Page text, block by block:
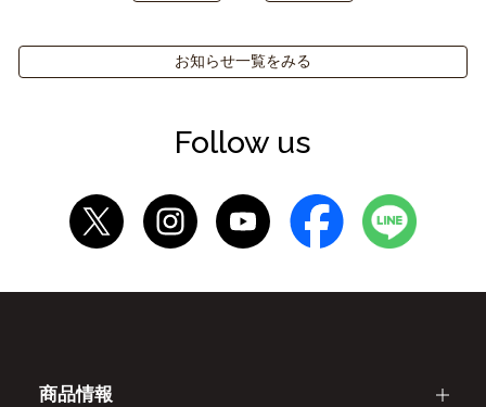
お知らせ一覧をみる
Follow us
商品情報